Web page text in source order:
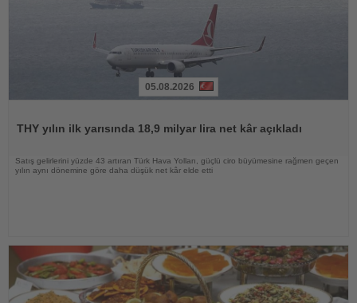
05.08.2026
THY yılın ilk yarısında 18,9 milyar lira net kâr açıkladı
Satış gelirlerini yüzde 43 artıran Türk Hava Yolları, güçlü ciro büyümesine rağmen geçen
yılın aynı dönemine göre daha düşük net kâr elde etti